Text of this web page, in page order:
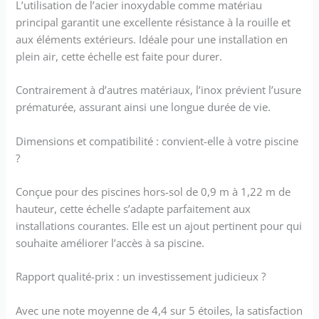
différents styles de piscine et donne à
votre piscine un look attrayant.
L’utilisation de l’acier inoxydable comme matériau
principal garantit une excellente résistance à la rouille et
aux éléments extérieurs. Idéale pour une installation en
plein air, cette échelle est faite pour durer.
Contrairement à d’autres matériaux, l’inox prévient l’usure
prématurée, assurant ainsi une longue durée de vie.
Dimensions et compatibilité : convient-elle à votre piscine
?
Conçue pour des piscines hors-sol de 0,9 m à 1,22 m de
hauteur, cette échelle s’adapte parfaitement aux
installations courantes. Elle est un ajout pertinent pour qui
souhaite améliorer l’accès à sa piscine.
Rapport qualité-prix : un investissement judicieux ?
Avec une note moyenne de 4,4 sur 5 étoiles, la satisfaction